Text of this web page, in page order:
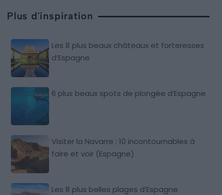
Plus d'inspiration
Les 8 plus beaux châteaux et forteresses
d’Espagne
6 plus beaux spots de plongée d’Espagne
Visiter la Navarre : 10 incontournables à
faire et voir (Espagne)
Les 8 plus belles plages d’Espagne